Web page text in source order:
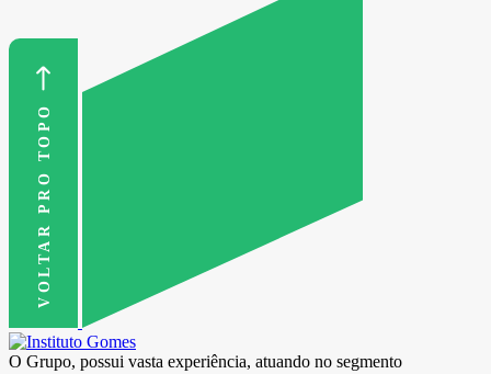
VOLTAR PRO TOPO
O Grupo, possui vasta experiência, atuando no segmento